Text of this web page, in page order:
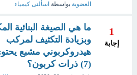
العضوية بواسطة اسألنى كيمياء
1
إجابة
ما هي الصيغة البنائية
وبزيادة التكثيف لمركب
هيدروكربوني مشبع
(7) ذرات كربون؟